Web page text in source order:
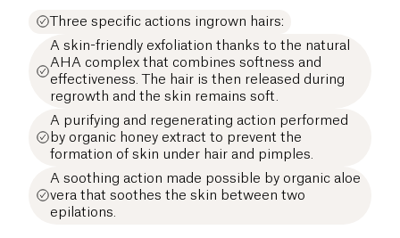
Three specific actions ingrown hairs:
A skin-friendly exfoliation thanks to the natural
AHA complex that combines softness and
effectiveness. The hair is then released during
regrowth and the skin remains soft.
A purifying and regenerating action performed
by organic honey extract to prevent the
formation of skin under hair and pimples.
A soothing action made possible by organic aloe
vera that soothes the skin between two
epilations.